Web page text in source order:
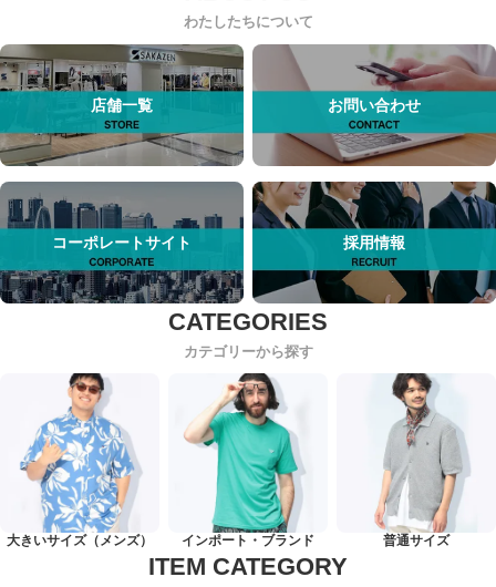
わたしたちについて
店舗一覧 お問い合わせ
コーポレートサイト 採用情報
カテゴリーから探す
大きいサイズ（メンズ） インポート・ブランド 普通サイズ